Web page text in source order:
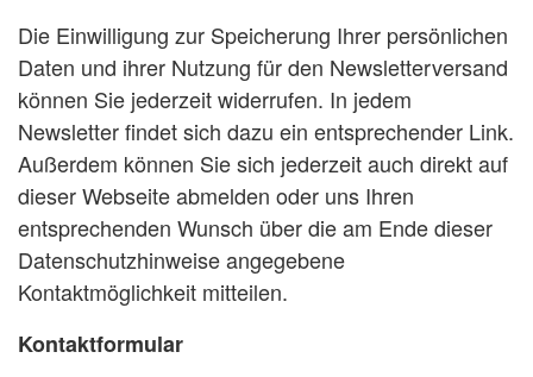
Die Einwilligung zur Speicherung Ihrer persönlichen
Daten und ihrer Nutzung für den Newsletterversand
können Sie jederzeit widerrufen. In jedem
Newsletter findet sich dazu ein entsprechender Link.
Außerdem können Sie sich jederzeit auch direkt auf
dieser Webseite abmelden oder uns Ihren
entsprechenden Wunsch über die am Ende dieser
Datenschutzhinweise angegebene
Kontaktmöglichkeit mitteilen.
Kontaktformular